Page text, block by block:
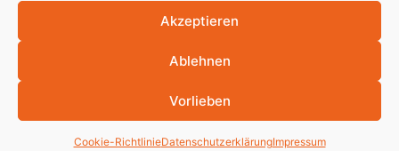
Akzeptieren
Ablehnen
Vorlieben
Cookie-RichtlinieDatenschutzerklärungImpressum